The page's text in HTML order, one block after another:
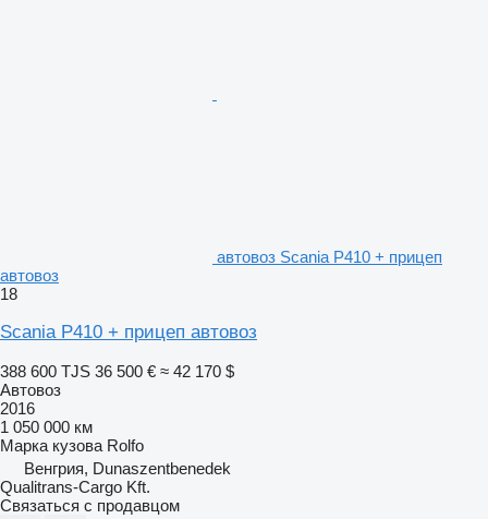
автовоз Scania P410 + прицеп
автовоз
18
Scania P410 + прицеп автовоз
388 600 TJS 36 500 € ≈ 42 170 $
Автовоз
2016
1 050 000 км
Марка кузова Rolfo
Венгрия, Dunaszentbenedek
Qualitrans-Cargo Kft.
Связаться с продавцом